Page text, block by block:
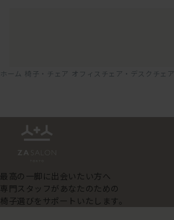
ホーム 椅子・チェア オフィスチェア・デスクチェア
最高の一脚に出会いたい方へ
専門スタッフがあなたのための
椅子選びをサポートいたします。